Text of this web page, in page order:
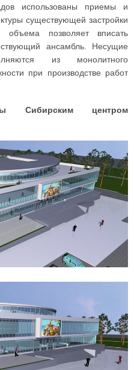
использованы приемы и
существующей застройки
позволяет вписать
ансамбль. Несущие
из монолитного
при производстве работ
Сибирским центром